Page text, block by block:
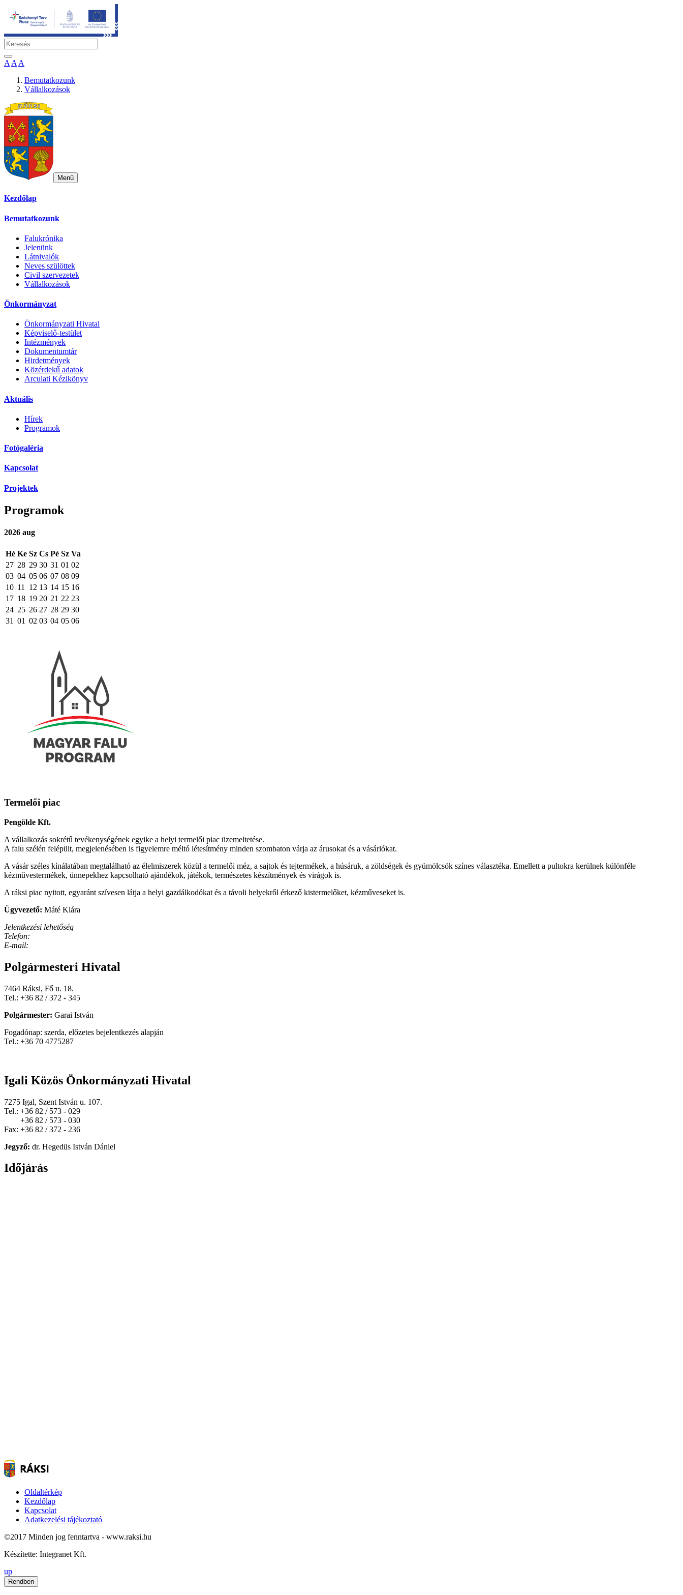
A A A
Bemutatkozunk
Vállalkozások
Menü
Kezdőlap
Bemutatkozunk
Falukrónika
Jelenünk
Látnivalók
Neves szülöttek
Civil szervezetek
Vállalkozások
Önkormányzat
Önkormányzati Hivatal
Képviselő-testület
Intézmények
Dokumentumtár
Hirdetmények
Közérdekű adatok
Arculati Kézikönyv
Aktuális
Hírek
Programok
Fotógaléria
Kapcsolat
Projektek
Programok
2026 aug
Hé Ke Sz Cs Pé Sz Va
27 28 29 30 31 01 02
03 04 05 06 07 08 09
10 11 12 13 14 15 16
17 18 19 20 21 22 23
24 25 26 27 28 29 30
31 01 02 03 04 05 06
Termelői piac
Pengölde Kft.
A vállalkozás sokrétű tevékenységének egyike a helyi termelői piac üzemeltetése.
A falu szélén felépült, megjelenésében is figyelemre méltó létesítmény minden szombaton várja az árusokat és a vásárlókat.
A vásár széles kínálatában megtalálható az élelmiszerek közül a termelői méz, a sajtok és tejtermékek, a húsáruk, a zöldségek és gyümölcsök színes választéka. Emellett a pultokra kerülnek különféle
kézművestermékek, ünnepekhez kapcsolható ajándékok, játékok, természetes készítmények és virágok is.
A ráksi piac nyitott, egyaránt szívesen látja a helyi gazdálkodókat és a távoli helyekről érkező kistermelőket, kézműveseket is.
Ügyvezető: Máté Klára
Jelentkezési lehetőség
Telefon:
E-mail:
Polgármesteri Hivatal
7464 Ráksi, Fő u. 18.
Tel.: +36 82 / 372 - 345
Polgármester: Garai István
Fogadónap: szerda, előzetes bejelentkezés alapján
Tel.: +36 70 4775287
Igali Közös Önkormányzati Hivatal
7275 Igal, Szent István u. 107.
Tel.: +36 82 / 573 - 029
+36 82 / 573 - 030
Fax: +36 82 / 372 - 236
Jegyző: dr. Hegedüs István Dániel
Időjárás
Oldaltérkép
Kezdőlap
Kapcsolat
Adatkezelési tájékoztató
©2017 Minden jog fenntartva - www.raksi.hu
Készítette: Integranet Kft.
up
Rendben